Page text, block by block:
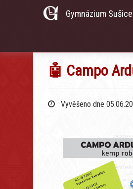
Gymnázium Sušice
🤖 Campo
Vyvěšeno dne